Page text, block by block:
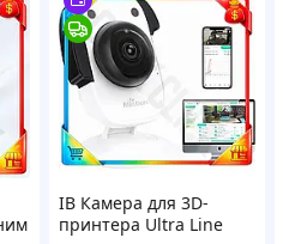
ІВ Камера для 3D-
принтера Ultra Line